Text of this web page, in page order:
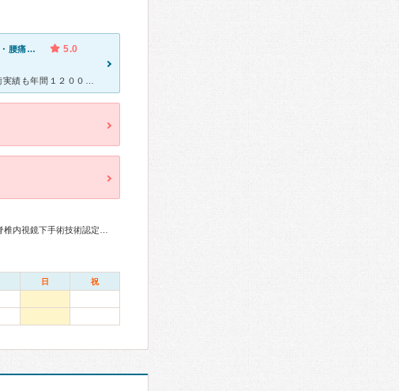
整形外科・脊柱管狭窄症・腰痛・手足が痛い（関節を除く） 5.0
日 祝